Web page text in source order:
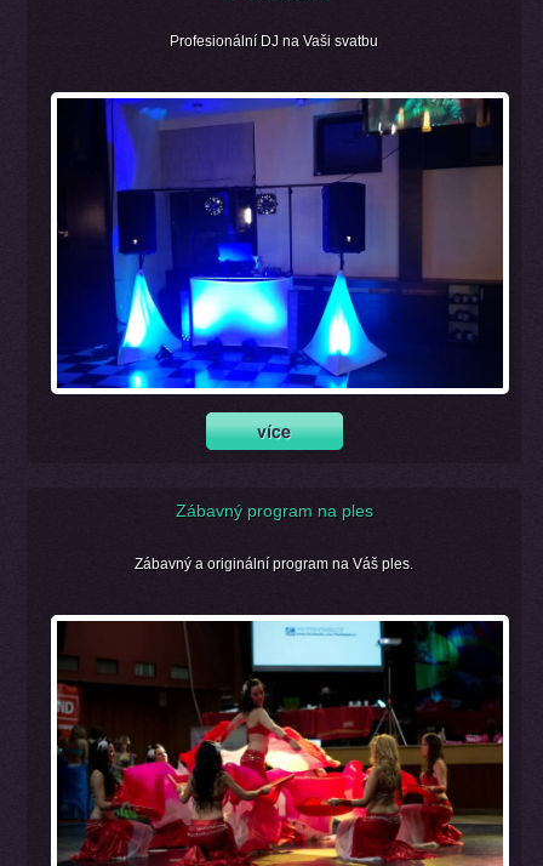
Profesionální DJ na Vaši svatbu
Zábavný program na ples
Zábavný a originální program na Váš ples.